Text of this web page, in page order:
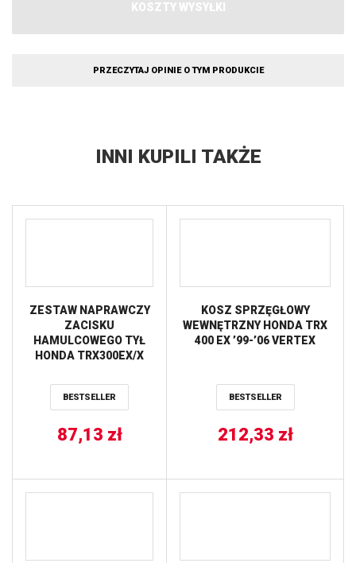
KOSZTY WYSYŁKI
PRZECZYTAJ OPINIE O TYM PRODUKCIE
INNI KUPILI TAKŻE
ZESTAW NAPRAWCZY
ZACISKU
HAMULCOWEGO TYŁ
HONDA TRX300EX/X
’99-’14,KAWASAKI
KEF/KFX,SUZUKI
’03-’14,YAMAHA YFM/Y
ALL BALLS
BESTSELLER
87,13 zł
KOSZ SPRZĘGŁOWY
WEWNĘTRZNY HONDA TRX
400 EX ’99-’06 VERTEX
BESTSELLER
212,33 zł